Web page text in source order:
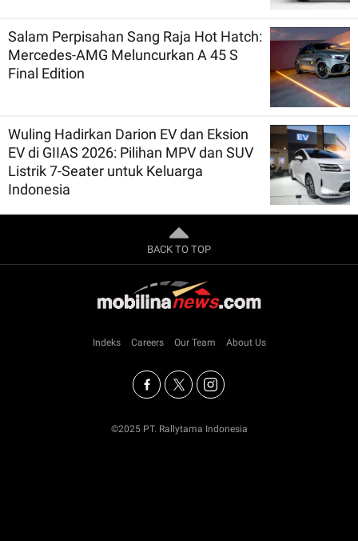
Salam Perpisahan Sang Raja Hot Hatch:
Mercedes-AMG Meluncurkan A 45 S
Final Edition
Wuling Hadirkan Darion EV dan Eksion
EV di GIIAS 2026: Pilihan MPV dan SUV
Listrik 7-Seater untuk Keluarga
Indonesia
BACK TO TOP
Indeks Careers Our Team About Us
©2025 PT. Rallytama Indonesia